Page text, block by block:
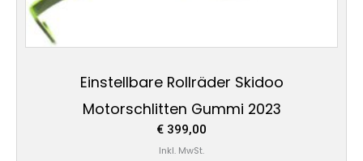
Einstellbare Rollräder Skidoo
Motorschlitten Gummi 2023
€ 399,00
Inkl. MwSt.